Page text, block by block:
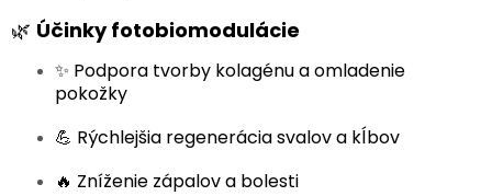
🌿 Účinky fotobiomodulácie
✨ Podpora tvorby kolagénu a omladenie
pokožky
💪 Rýchlejšia regenerácia svalov a kĺbov
🔥 Zníženie zápalov a bolesti